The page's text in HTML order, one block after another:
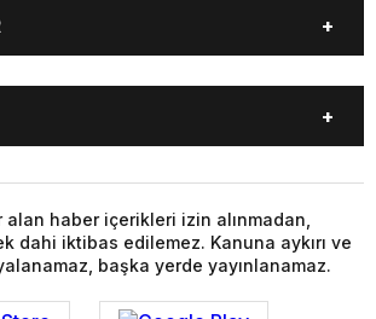
DÜNYA
Genel
KÜLTÜR SANAT
SAĞLIK
SPOR
EKONOMİ
Genel
KÜLTÜR SANAT
SAĞLIK
haber içerikleri izin alınmadan,
dahi iktibas edilemez. Kanuna aykırı ve
başka yerde yayınlanamaz.